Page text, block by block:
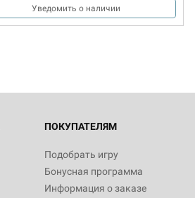
Уведомить о наличии
ПОКУПАТЕЛЯМ
Подобрать игру
Бонусная программа
Информация о заказе